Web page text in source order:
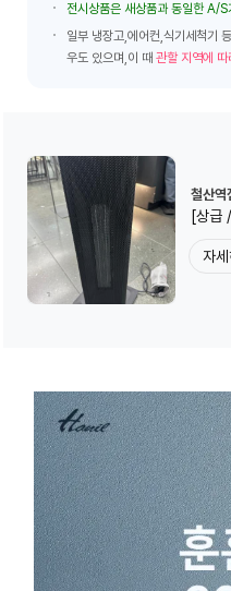
전시상품은 새상품과 동일한 A/
일부 냉장고,에어컨,식기세척기
우도 있으며,이 때 관할 지역에
철산역
[상급
자세